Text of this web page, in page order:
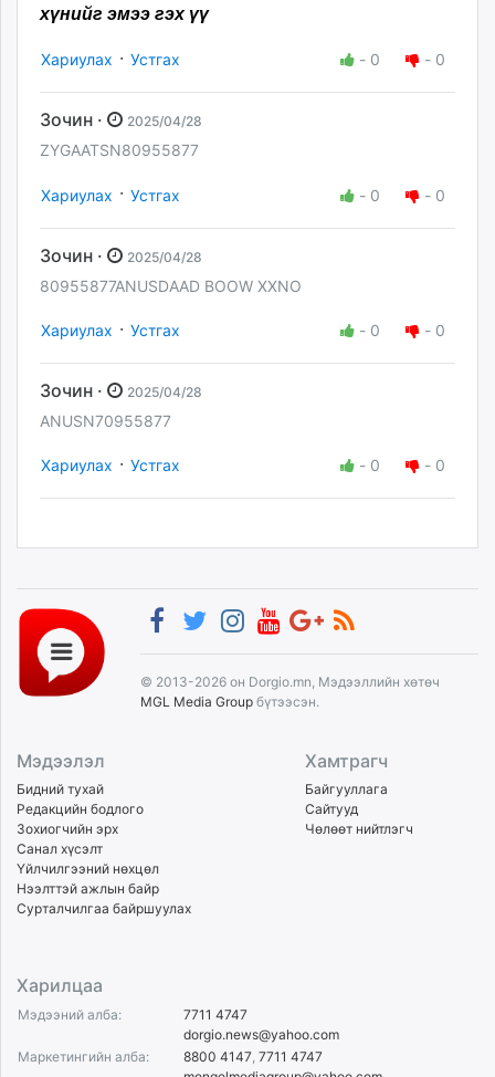
хүнийг эмээ гэх үү
Хариулах · Устгах - 0 - 0
Зочин · 2025/04/28
ZYGAATSN80955877
Хариулах · Устгах - 0 - 0
Зочин · 2025/04/28
80955877ANUSDAAD BOOW XXNO
Хариулах · Устгах - 0 - 0
Зочин · 2025/04/28
ANUSN70955877
Хариулах · Устгах - 0 - 0
© 2013-2026 он Dorgio.mn, Мэдээллийн хөтөч
MGL Media Group бүтээсэн.
Мэдээлэл
Бидний тухай
Редакцийн бодлого
Зохиогчийн эрх
Санал хүсэлт
Үйлчилгээний нөхцөл
Нээлттэй ажлын байр
Сурталчилгаа байршуулах
Хамтрагч
Байгууллага
Сайтууд
Чөлөөт нийтлэгч
Харилцаа
Мэдээний алба:
7711 4747
dorgio.news@yahoo.com
Маркетингийн алба:
8800 4147 7711 4747